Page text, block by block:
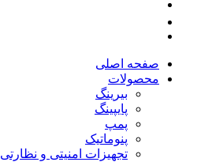
صفحه اصلی
محصولات
بیرینگ
پایپینگ
پمپ
پنوماتیک
تجهیزات امنیتی و نظارتی